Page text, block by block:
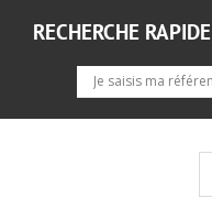
RECHERCHE RAPIDE